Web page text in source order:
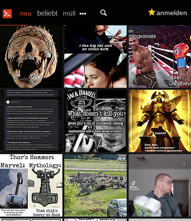
Uanmelden
neu beliebt müll q